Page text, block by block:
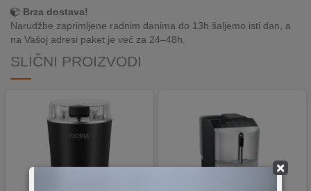
KAKO
KUPITI?
KUPOVINA
IZ
OZNAKE
ENERGETSKE
UČINKOVITOSTI
×
Brza dostava!
Narudžbe zaprimljene radnim danima do 13h šaljemo isti dan, a
na Vašoj adresi paket je već za 24–48h.
SLIČNI PROIZVODI